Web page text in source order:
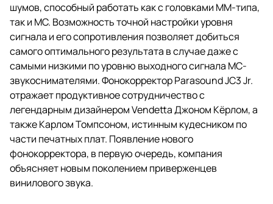
шумов, способный работать как с головками ММ-типа,
так и МС. Возможность точной настройки уровня
сигнала и его сопротивления позволяет добиться
самого оптимального результата в случае даже с
самыми низкими по уровню выходного сигнала МС-
звукоснимателями. Фонокорректор Parasound JC3 Jr.
отражает продуктивное сотрудничество с
легендарным дизайнером Vendetta Джоном Кёрлом, а
также Карлом Томпсоном, истинным кудесником по
части печатных плат. Появление нового
фонокорректора, в первую очередь, компания
объясняет новым поколением приверженцев
винилового звука.